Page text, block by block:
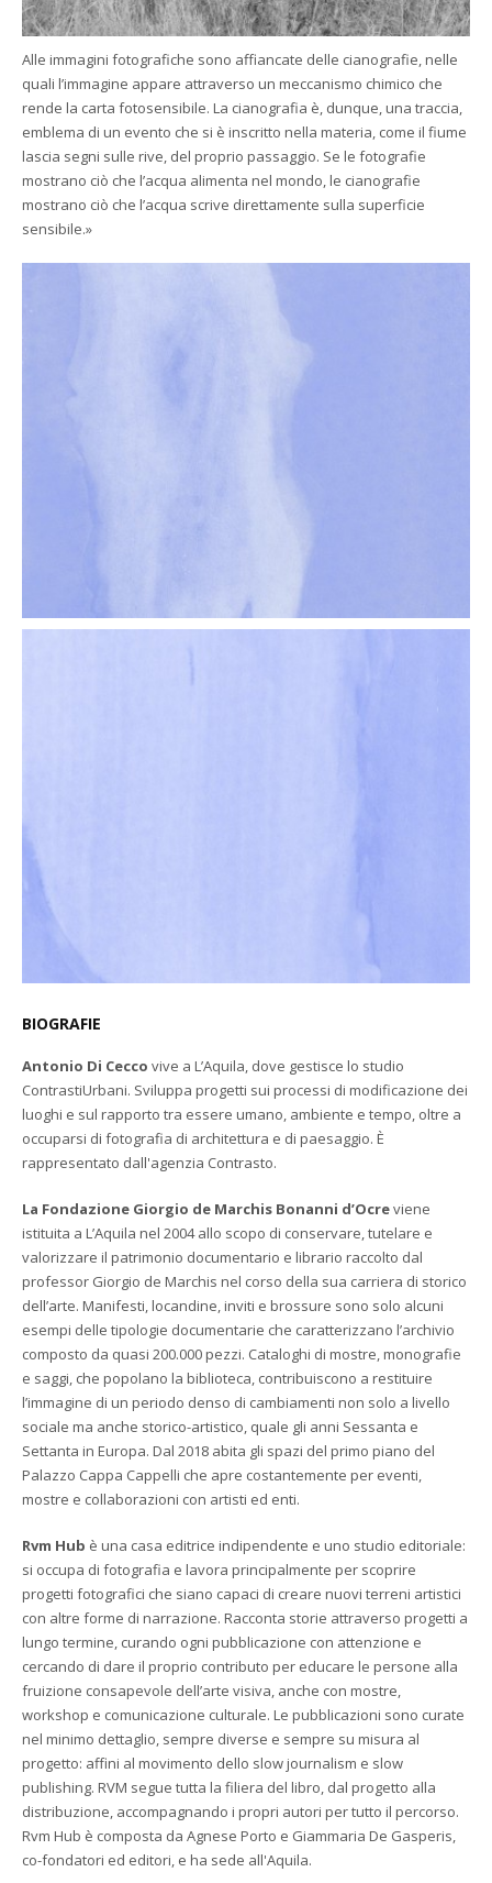
Alle immagini fotografiche sono affiancate delle cianografie, nelle
quali l’immagine appare attraverso un meccanismo chimico che
rende la carta fotosensibile. La cianografia è, dunque, una traccia,
emblema di un evento che si è inscritto nella materia, come il fiume
lascia segni sulle rive, del proprio passaggio. Se le fotografie
mostrano ciò che l’acqua alimenta nel mondo, le cianografie
mostrano ciò che l’acqua scrive direttamente sulla superficie
sensibile.»
BIOGRAFIE
Antonio Di Cecco vive a L’Aquila, dove gestisce lo studio
ContrastiUrbani. Sviluppa progetti sui processi di modificazione dei
luoghi e sul rapporto tra essere umano, ambiente e tempo, oltre a
occuparsi di fotografia di architettura e di paesaggio. È
rappresentato dall'agenzia Contrasto.
La Fondazione Giorgio de Marchis Bonanni d’Ocreviene
istituita a L’Aquila nel 2004 allo scopo di conservare, tutelare e
valorizzare il patrimonio documentario e librario raccolto dal
professor Giorgio de Marchis nel corso della sua carriera di storico
dell’arte. Manifesti, locandine, inviti e brossure sono solo alcuni
esempi delle tipologie documentarie che caratterizzano l’archivio
composto da quasi 200.000 pezzi. Cataloghi di mostre, monografie
e saggi, che popolano la biblioteca, contribuiscono a restituire
l’immagine di un periodo denso di cambiamenti non solo a livello
sociale ma anche storico-artistico, quale gli anni Sessanta e
Settanta in Europa. Dal 2018 abita gli spazi del primo piano del
Palazzo Cappa Cappelli che apre costantemente per eventi,
mostre e collaborazioni con artisti ed enti.
Rvm Hub è una casa editrice indipendente e uno studio editoriale:
si occupa di fotografia e lavora principalmente per scoprire
progetti fotografici che siano capaci di creare nuovi terreni artistici
con altre forme di narrazione. Racconta storie attraverso progetti a
lungo termine, curando ogni pubblicazione con attenzione e
cercando di dare il proprio contributo per educare le persone alla
fruizione consapevole dell’arte visiva, anche con mostre,
workshop e comunicazione culturale. Le pubblicazioni sono curate
nel minimo dettaglio, sempre diverse e sempre su misura al
progetto: affini al movimento dello slow journalism e slow
publishing. RVM segue tutta la filiera del libro, dal progetto alla
distribuzione, accompagnando i propri autori per tutto il percorso.
Rvm Hub è composta da Agnese Porto e Giammaria De Gasperis,
co-fondatori ed editori, e ha sede all'Aquila.